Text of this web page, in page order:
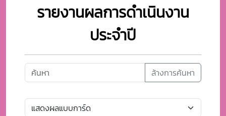
รายงานผลการดำเนินงาน
ประจำปี
ล้างการค้นหา